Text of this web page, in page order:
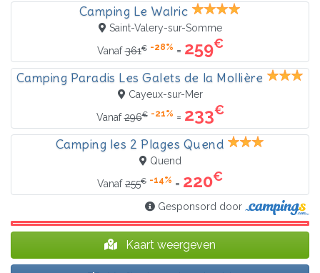
Camping Le Walric
Saint-Valery-sur-Somme
Vanaf361€ -28% = 259€
Camping Paradis Les Galets de la Mollière
Cayeux-sur-Mer
Vanaf296€ -21% = 233€
Camping les 2 Plages Quend
Quend
Vanaf255€ -14% = 220€
Gesponsord door
Kaart weergeven